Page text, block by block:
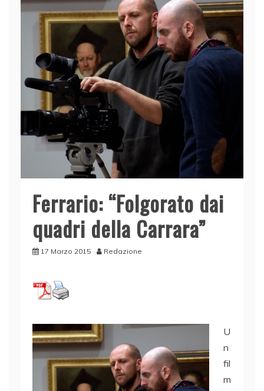
Ferrario: “Folgorato dai
quadri della Carrara”
17 Marzo 2015 Redazione
U
n
fil
m